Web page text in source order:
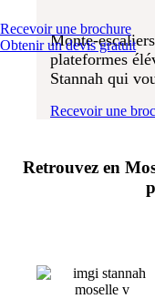
Monte-
plateformes
Stannah qui
Recevoir une
Recevoir une brochure
Obtenir un devis gratuit
Retrouvez en